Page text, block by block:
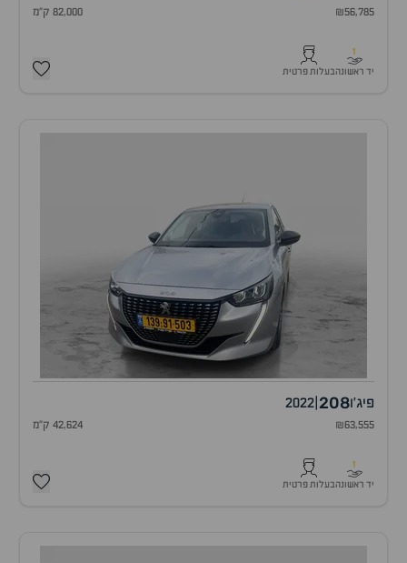
₪56,785 82,000 ק"מ
1
יד ראשונהבעלות פרטית
פיג'ו208
2022
₪63,555 42,624 ק"מ
1
יד ראשונהבעלות פרטית